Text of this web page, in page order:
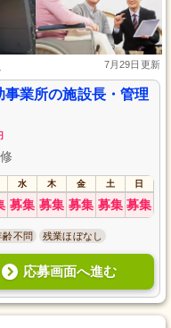
7月29日更新
業所の施設長・管理
水 木 金 土 日
募集 募集 募集 募集 募集
齢不問 残業ほぼなし
応募画面へ進む